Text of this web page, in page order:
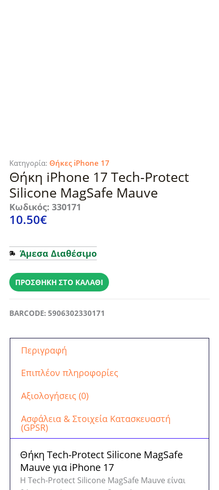
Κατηγορία: Θήκες iPhone 17
Θήκη iPhone 17 Tech-Protect
Silicone MagSafe Mauve
Κωδικός: 330171
10.50€
Άμεσα Διαθέσιμο
iPhone
17
Protect
Mauve
ποσότητα
ΠΡΟΣΘΉΚΗ ΣΤΟ ΚΑΛΆΘΙ
BARCODE: 5906302330171
Περιγραφή
Επιπλέον πληροφορίες
Αξιολογήσεις (0)
Ασφάλεια & Στοιχεία Κατασκευαστή
(GPSR)
Θήκη Tech-Protect Silicone MagSafe
Mauve για iPhone 17
Η Tech-Protect Silicone MagSafe Mauve είναι